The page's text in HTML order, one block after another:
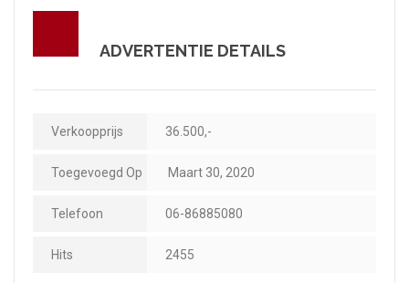
ADVERTENTIE DETAILS
Verkoopprijs 36.500,-
Toegevoegd Op Maart 30, 2020
Telefoon 06-86885080
Hits 2455